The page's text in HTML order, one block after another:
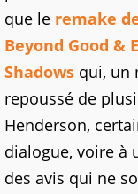
que le remake
Beyond Good &
Shadows qui, un
repoussé de
Henderson,
dialogue, voire à
des avis qui ne